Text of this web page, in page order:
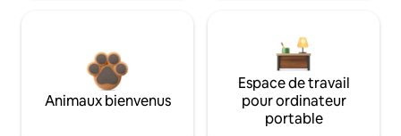
Animaux bienvenus
Espace de travail
pour ordinateur
portable